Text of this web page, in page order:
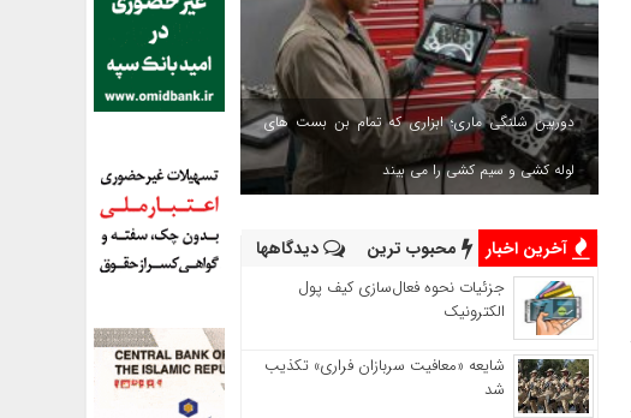
دوربین شلنگی ماری؛ ابزاری که تمام بن بست های
لوله کشی و سیم کشی را می بیند
آخرین اخبار محبوب ترین دیدگاهها
جزئیات نحوه فعال‌سازی کیف پول
الکترونیک
شایعه «معافیت سربازان فراری» تکذیب
شد